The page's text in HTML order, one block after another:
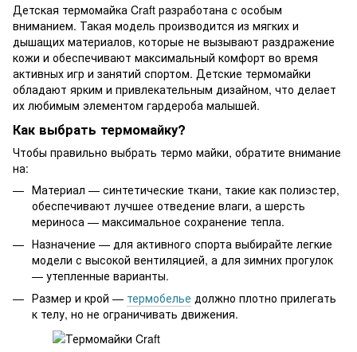
Детская термомайка Craft разработана с особым
вниманием. Такая модель производится из мягких и
дышащих материалов, которые не вызывают раздражение
кожи и обеспечивают максимальный комфорт во время
активных игр и занятий спортом. Детские термомайки
обладают ярким и привлекательным дизайном, что делает
их любимым элементом гардероба малышей.
Как выбрать термомайку?
Чтобы правильно выбрать термо майки, обратите внимание
на:
Материал — синтетические ткани, такие как полиэстер,
обеспечивают лучшее отведение влаги, а шерсть
мериноса — максимальное сохранение тепла.
Назначение — для активного спорта выбирайте легкие
модели с высокой вентиляцией, а для зимних прогулок
— утепленные варианты.
Размер и крой — термобелье должно плотно прилегать
к телу, но не ограничивать движения.